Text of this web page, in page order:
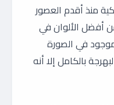
منذ أقدم العصور
أفضل الألوان في
في الصورة
بالكامل إلا أنه